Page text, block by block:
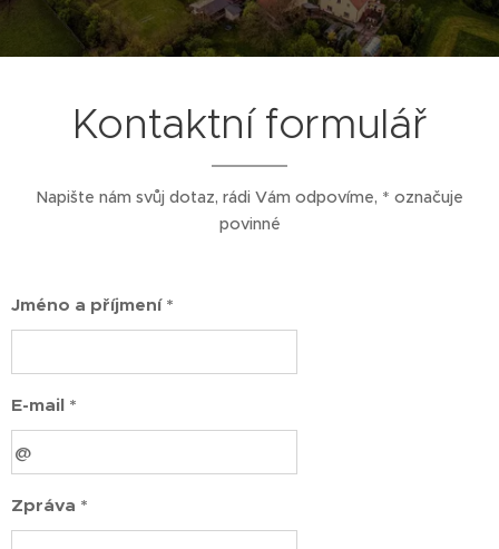
Kontaktní formulář
Napište nám svůj dotaz, rádi Vám odpovíme, * označuje
povinné
Jméno a příjmení *
E-mail *
Zpráva *